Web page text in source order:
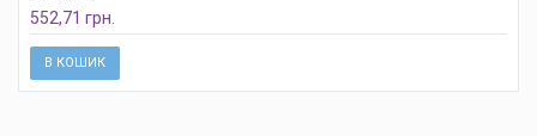
552,71 грн.
В КОШИК